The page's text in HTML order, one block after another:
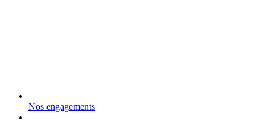
Nos engagements